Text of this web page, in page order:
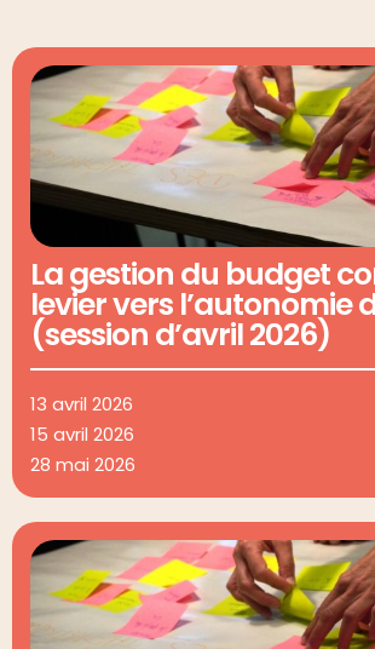
La gestion du budget
levier vers l’autonomie
(session d’avril 2026)
13 avril 2026
15 avril 2026
28 mai 2026